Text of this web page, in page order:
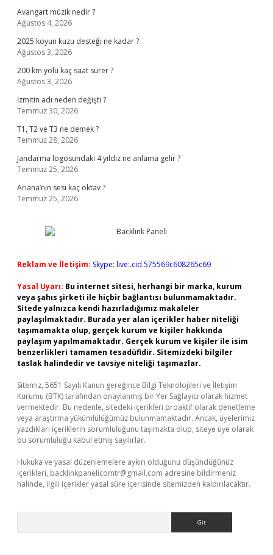
Avangart müzik nedir ?
Ağustos 4, 2026
2025 koyun kuzu desteği ne kadar ?
Ağustos 3, 2026
200 km yolu kaç saat sürer ?
Ağustos 3, 2026
İzmitin adı neden değişti ?
Temmuz 30, 2026
T1, T2 ve T3 ne demek ?
Temmuz 28, 2026
Jandarma logosundaki 4 yıldız ne anlama gelir ?
Temmuz 25, 2026
Ariana’nın sesi kaç oktav ?
Temmuz 25, 2026
Reklam ve İletişim: Skype: live:.cid.575569c608265c69
Yasal Uyarı: Bu internet sitesi, herhangi bir marka, kurum
veya şahıs şirketi ile hiçbir bağlantısı bulunmamaktadır.
Sitede yalnızca kendi hazırladığımız makaleler
paylaşılmaktadır. Burada yer alan içerikler haber niteliği
taşımamakta olup, gerçek kurum ve kişiler hakkında
paylaşım yapılmamaktadır. Gerçek kurum ve kişiler ile isim
benzerlikleri tamamen tesadüfidir. Sitemizdeki bilgiler
taslak halindedir ve tavsiye niteliği taşımazlar.
Sitemiz, 5651 Sayılı Kanun gereğince Bilgi Teknolojileri ve İletişim
Kurumu (BTK) tarafından onaylanmış bir Yer Sağlayıcı olarak hizmet
vermektedir. Bu nedenle, sitedeki içerikleri proaktif olarak denetleme
veya araştırma yükümlülüğümüz bulunmamaktadır. Ancak, üyelerimiz
yazdıkları içeriklerin sorumluluğunu taşımakta olup, siteye üye olarak
bu sorumluluğu kabul etmiş sayılırlar.
Hukuka ve yasal düzenlemelere aykırı olduğunu düşündüğünüz
içerikleri, backlinkpanelicomtr@gmail.com adresine bildirmeniz
halinde, ilgili içerikler yasal süre içerisinde sitemizden kaldırılacaktır.